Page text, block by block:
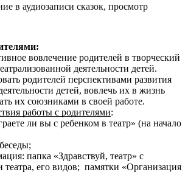
в аудиозаписи сказок, просмотр
вовлечение родителей в творческий
деятельности детей.
родителей перспективами развития
детей, вовлечь их в жизнь
их союзниками в своей работе.
работы с родителями:
ли вы с ребенком в театр» (на начало
папка «Здравствуй, театр» с
театра, его видов; памятки «Организация